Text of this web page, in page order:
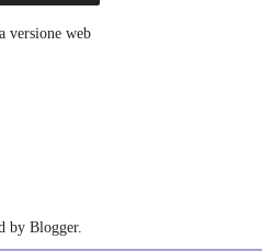
versione web
by Blogger.